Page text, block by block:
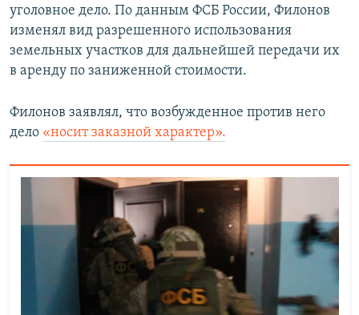
уголовное дело. По данным ФСБ России, Филонов
изменял вид разрешенного использования
земельных участков для дальнейшей передачи их
в аренду по заниженной стоимости.​
Филонов заявлял, что возбужденное против него
дело «носит заказной характер».